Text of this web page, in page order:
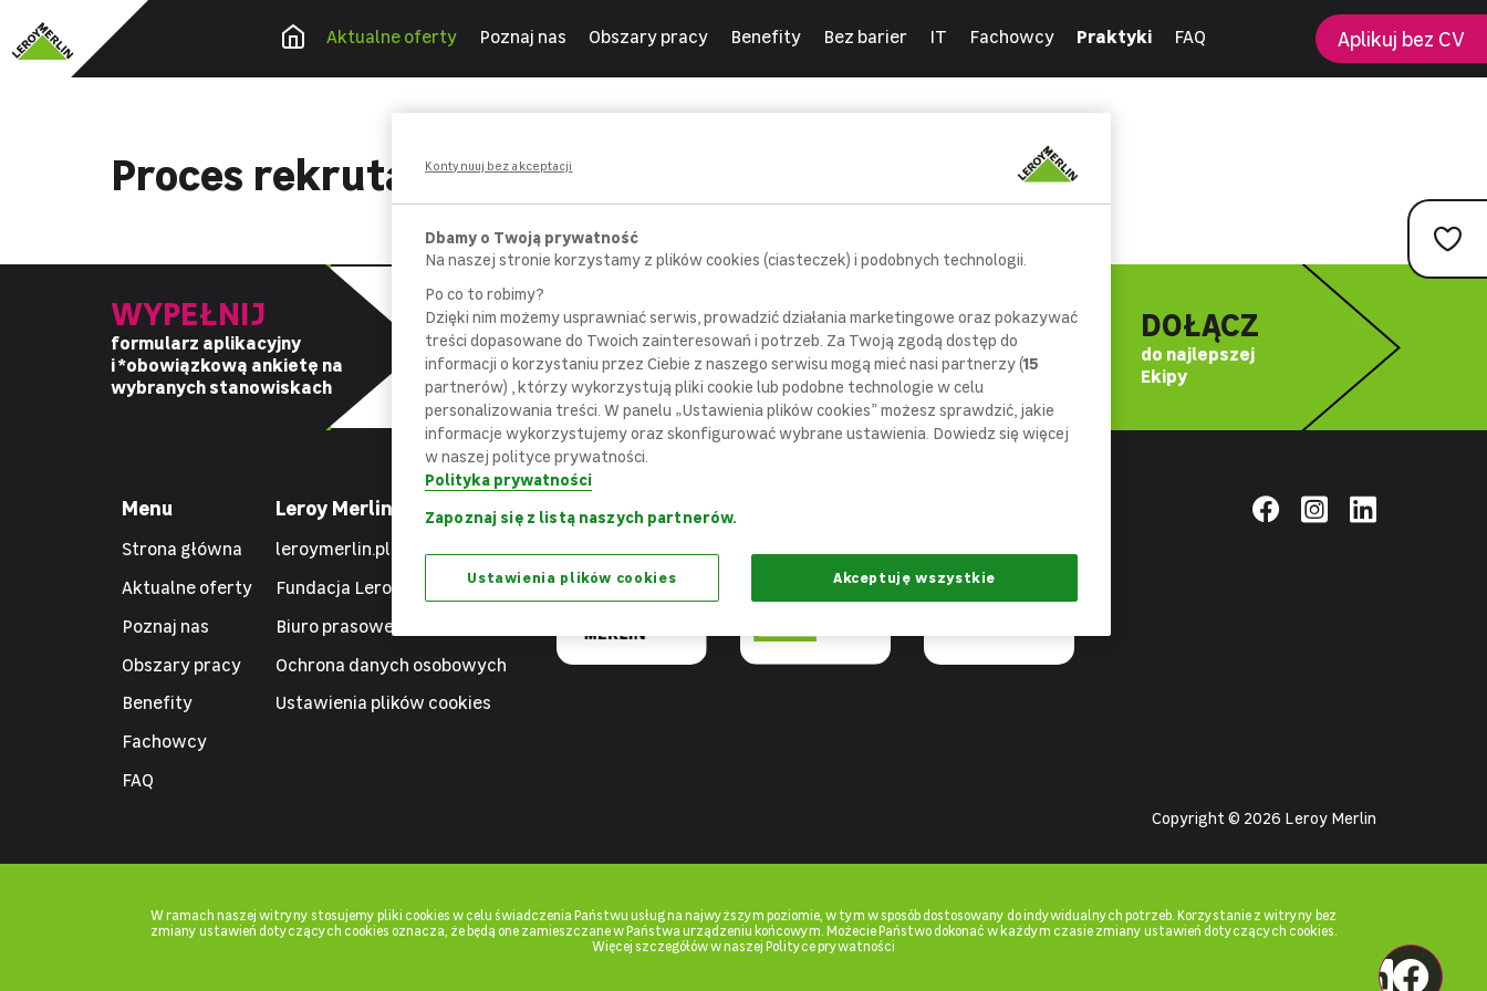
Aktualne oferty Poznaj nas Obszary pracy Benefity Bez barier IT Fachowcy Praktyki FAQ Aplikuj bez CV
Proces rekrutacyjny
WYPEŁNIJ
formularz aplikacyjny
i *obowiązkową ankietę na
wybranych stanowiskach
POROZMAWIAJ
z pracownikiem
działu rekrutacji
SPOTKAJ SIĘ
z bezpośrednim
przełożonym
DOŁĄCZ
do najlepszej
Ekipy
Menu
Strona główna
Aktualne oferty
Poznaj nas
Obszary pracy
Benefity
Fachowcy
FAQ
Leroy Merlin
leroymerlin.pl
Fundacja Leroy Merlin
Biuro prasowe
Ochrona danych osobowych
Ustawienia plików cookies
Razem
możemy więcej
Copyright © 2026 Leroy Merlin
W ramach naszej witryny stosujemy pliki cookies w celu świadczenia Państwu usług na najwyższym poziomie, w tym w sposób dostosowany do indywidualnych potrzeb. Korzystanie z witryny bez
zmiany ustawień dotyczących cookies oznacza, że będą one zamieszczane w Państwa urządzeniu końcowym. Możecie Państwo dokonać w każdym czasie zmiany ustawień dotyczących cookies.
Więcej szczegółów w naszej Polityce prywatności
Dbamy o Twoją prywatność
Na naszej stronie korzystamy z plików cookies (ciasteczek) i podobnych technologii.
Po co to robimy?
Dzięki nim możemy usprawniać serwis, prowadzić działania marketingowe oraz pokazywać
treści dopasowane do Twoich zainteresowań i potrzeb. Za Twoją zgodą dostęp do
informacji o korzystaniu przez Ciebie z naszego serwisu mogą mieć nasi partnerzy (15
partnerów) , którzy wykorzystują pliki cookie lub podobne technologie w celu
personalizowania treści. W panelu „Ustawienia plików cookies” możesz sprawdzić, jakie
informacje wykorzystujemy oraz skonfigurować wybrane ustawienia. Dowiedz się więcej
w naszej polityce prywatności.
Polityka prywatności
Zapoznaj się z listą naszych partnerów.
Ustawienia plików cookies Akceptuję wszystkie
Kontynuuj bez akceptacji